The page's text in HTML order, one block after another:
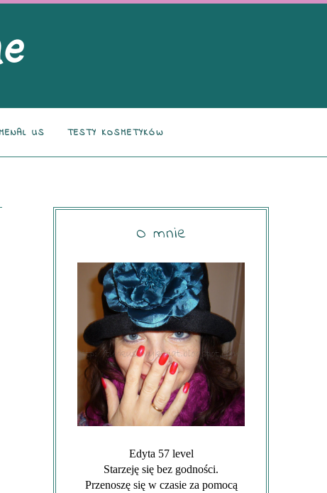
US TESTY KOSMETYKÓW
O mnie
Edyta 57 level
Starzeję się bez godności.
Przenoszę się w czasie za pomocą